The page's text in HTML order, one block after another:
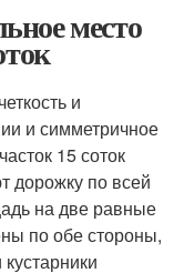
место
и
и симметричное
15 соток
дорожку по всей
на две равные
по обе стороны,